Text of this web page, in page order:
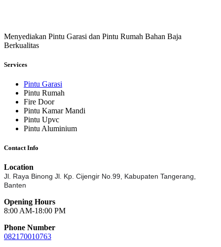
Menyediakan Pintu Garasi dan Pintu Rumah Bahan Baja
Berkualitas
Services
Pintu Garasi
Pintu Rumah
Fire Door
Pintu Kamar Mandi
Pintu Upvc
Pintu Aluminium
Contact Info
Location
Jl. Raya Binong Jl. Kp. Cijengir No.99, Kabupaten Tangerang,
Banten
Opening Hours
8:00 AM-18:00 PM
Phone Number
082170010763